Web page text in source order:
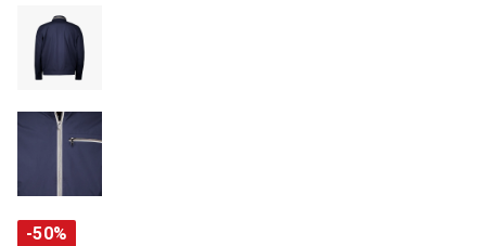
-50%